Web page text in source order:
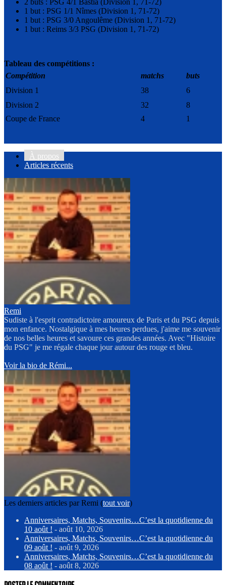
2 buts : PSG 4/1 Bastia (Division 1, 71-72)
1 but : PSG 1/1 Nîmes (Division 1, 71-72)
1 but : PSG 3/0 Angoulême (Division 1, 71-72)
1 but : Reims 3/3 PSG (Division 1, 71-72)
Tableau des compétitions :
Compétition
matchs
buts
Division 1
38
6
Division 2
32
8
Coupe de France
4 1
À propos
Articles récents
Remi
Sudiste à l'esprit contradictoire amoureux de Paris et du PSG depuis
mon enfance. Nostalgique à mes heures perdues, j'aime me souvenir
de nos belles heures et savoure ces grandes années. Avec "Histoire
du PSG" je me régale chaque jour autour des rouge et bleu.
Voir la bio de Rémi...
Les derniers articles par Remi (tout voir)
Anniversaires, Matchs, Souvenirs…C’est la quotidienne du
10 août ! - août 10, 2026
Anniversaires, Matchs, Souvenirs…C’est la quotidienne du
09 août ! - août 9, 2026
Anniversaires, Matchs, Souvenirs…C’est la quotidienne du
08 août ! - août 8, 2026